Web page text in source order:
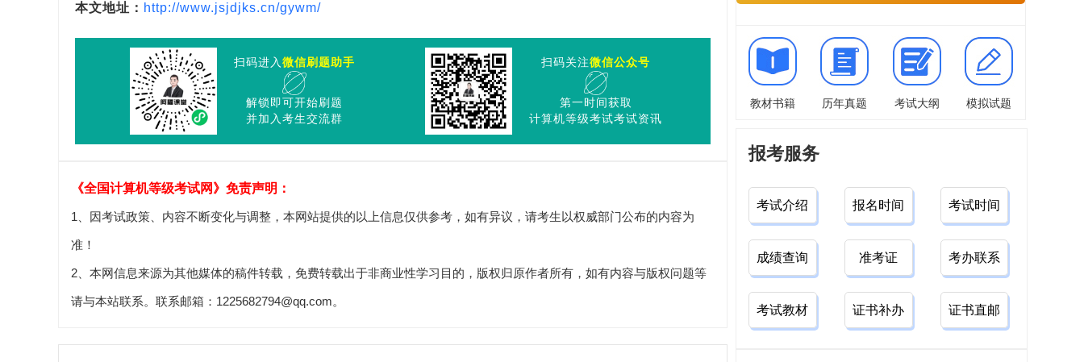
本文地址： http://www.jsjdjks.cn/gywm/
扫码进入 微信刷题助手
解锁即可开始刷题
并加入考生交流群
扫码关注微信公众号
第一时间获取
计算机等级考试考试资讯
《全国计算机等级考试网》免责声明：
1、因考试政策、内容不断变化与调整，本网站提供的以上信息仅供参考，如有异议，请考生以权威部门公布的内容为
准！
2、本网信息来源为其他媒体的稿件转载，免费转载出于非商业性学习目的，版权归原作者所有，如有内容与版权问题等
请与本站联系。联系邮箱：1225682794@qq.com。
教材书籍 历年真题 考试大纲 模拟试题
报考服务
考试介绍 报名时间 考试时间
成绩查询 准考证 考办联系
考试教材 证书补办 证书直邮